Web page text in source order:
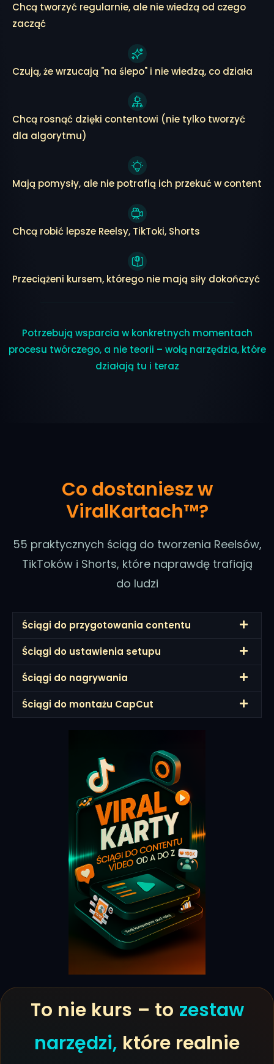
Chcą tworzyć regularnie, ale nie wiedzą od czego
zacząć
Czują, że wrzucają "na ślepo" i nie wiedzą, co działa
Chcą rosnąć dzięki contentowi (nie tylko tworzyć
dla algorytmu)
Mają pomysły, ale nie potrafią ich przekuć w content
Chcą robić lepsze Reelsy, TikToki, Shorts
Przeciążeni kursem, którego nie mają siły dokończyć
Potrzebują wsparcia w konkretnych momentach
procesu twórczego, a nie teorii – wolą narzędzia, które
działają tu i teraz
Co dostaniesz w
ViralKartach™?
55 praktycznych ściąg do tworzenia Reelsów,
TikToków i Shorts, które naprawdę trafiają
do ludzi
Ściągi do przygotowania contentu
Ściągi do ustawienia setupu
Ściągi do nagrywania
Ściągi do montażu CapCut
To nie kurs – to zestaw
narzędzi, które realnie